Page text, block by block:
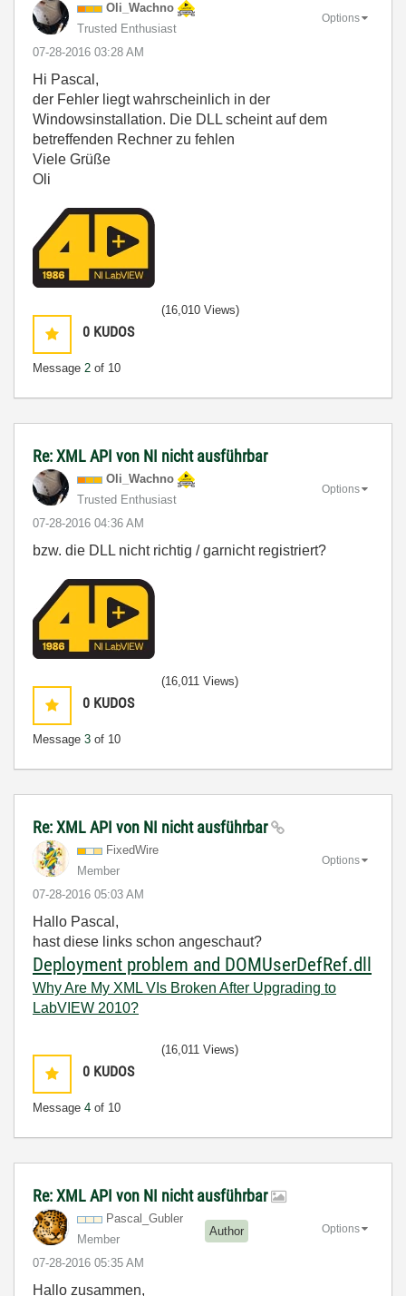
Oli_Wachno
Trusted Enthusiast
‎07-28-2016 03:28 AM
Options
Hi Pascal,
der Fehler liegt wahrscheinlich in der
Windowsinstallation. Die DLL scheint auf dem
betreffenden Rechner zu fehlen
Viele Grüße
Oli
0 KUDOS
Message 2 of 10
(16,010 Views)
Re: XML API von NI nicht ausführbar
Oli_Wachno
Trusted Enthusiast
‎07-28-2016 04:36 AM
Options
bzw. die DLL nicht richtig / garnicht registriert?
0 KUDOS
Message 3 of 10
(16,011 Views)
Re: XML API von NI nicht ausführbar
FixedWire
Member
‎07-28-2016 05:03 AM
Options
Hallo Pascal,
hast diese links schon angeschaut?
Deployment problem and DOMUserDefRef.dll
Why Are My XML VIs Broken After Upgrading to
LabVIEW 2010?
0 KUDOS
Message 4 of 10
(16,011 Views)
Re: XML API von NI nicht ausführbar
Pascal_Gubler
Member
Author
‎07-28-2016 05:35 AM
Options
Hallo zusammen,